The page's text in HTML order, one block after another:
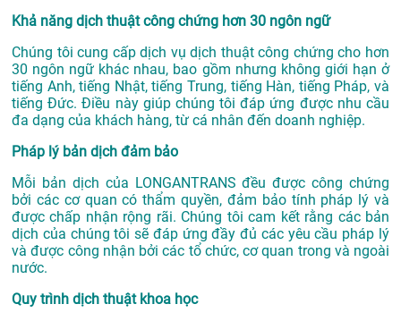
Khả năng dịch thuật công chứng hơn 30 ngôn ngữ
Chúng tôi cung cấp dịch vụ dịch thuật công chứng cho hơn
30 ngôn ngữ khác nhau, bao gồm nhưng không giới hạn ở
tiếng Anh, tiếng Nhật, tiếng Trung, tiếng Hàn, tiếng Pháp, và
tiếng Đức. Điều này giúp chúng tôi đáp ứng được nhu cầu
đa dạng của khách hàng, từ cá nhân đến doanh nghiệp.
Pháp lý bản dịch đảm bảo
Mỗi bản dịch của LONGANTRANS đều được công chứng
bởi các cơ quan có thẩm quyền, đảm bảo tính pháp lý và
được chấp nhận rộng rãi. Chúng tôi cam kết rằng các bản
dịch của chúng tôi sẽ đáp ứng đầy đủ các yêu cầu pháp lý
và được công nhận bởi các tổ chức, cơ quan trong và ngoài
nước.
Quy trình dịch thuật khoa học